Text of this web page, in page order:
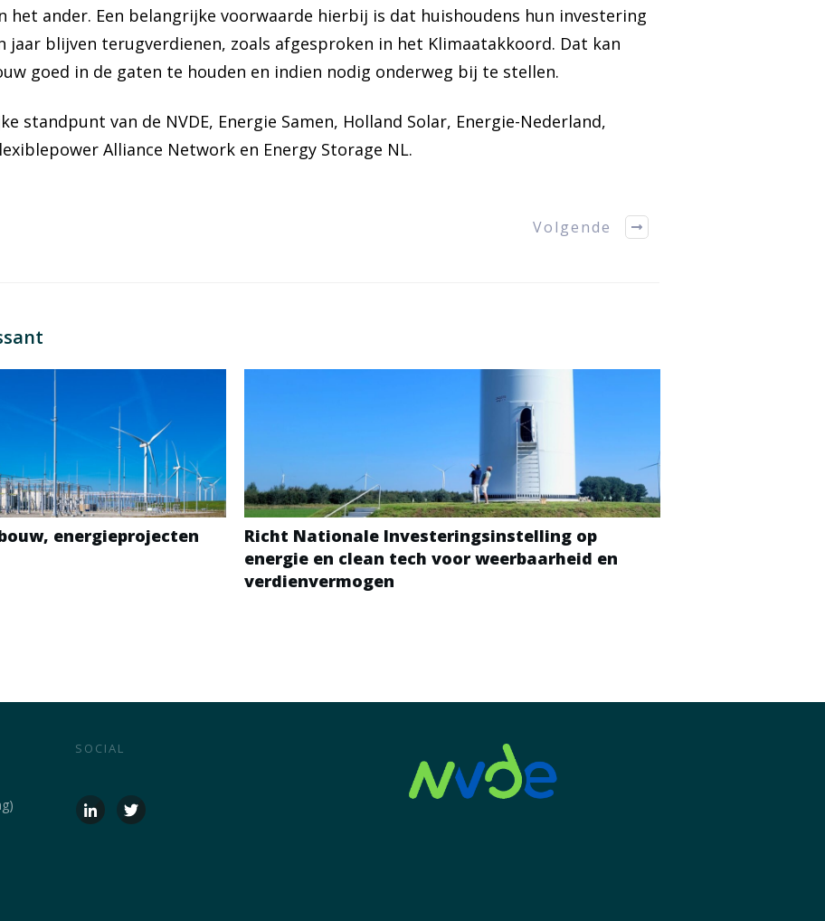
het ander. Een belangrijke voorwaarde hierbij is dat huishoudens hun investering
jaar blijven terugverdienen, zoals afgesproken in het Klimaatakkoord. Dat kan
goed in de gaten te houden en indien nodig onderweg bij te stellen.
standpunt van de NVDE, Energie Samen, Holland Solar, Energie-Nederland,
Alliance Network en Energy Storage NL.
Volgende
energieprojecten
Richt Nationale Investeringsinstelling op
energie en clean tech voor weerbaarheid en
verdienvermogen
SOCIAL